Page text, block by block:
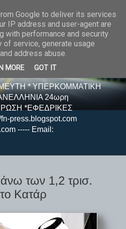
E S S -
* ΥΠΕΡΚΟΜΜΑΤΙΚΗ
24ωρη
*ΕΦΕΔΡΙΚΕΣ
press.blogspot.com
----- Email:
των 1,2 τρισ.
Κατάρ
Google to deliver its services
IP address and user-agent are
with performance and security
service, generate usage
address abuse.
MORE GOT IT